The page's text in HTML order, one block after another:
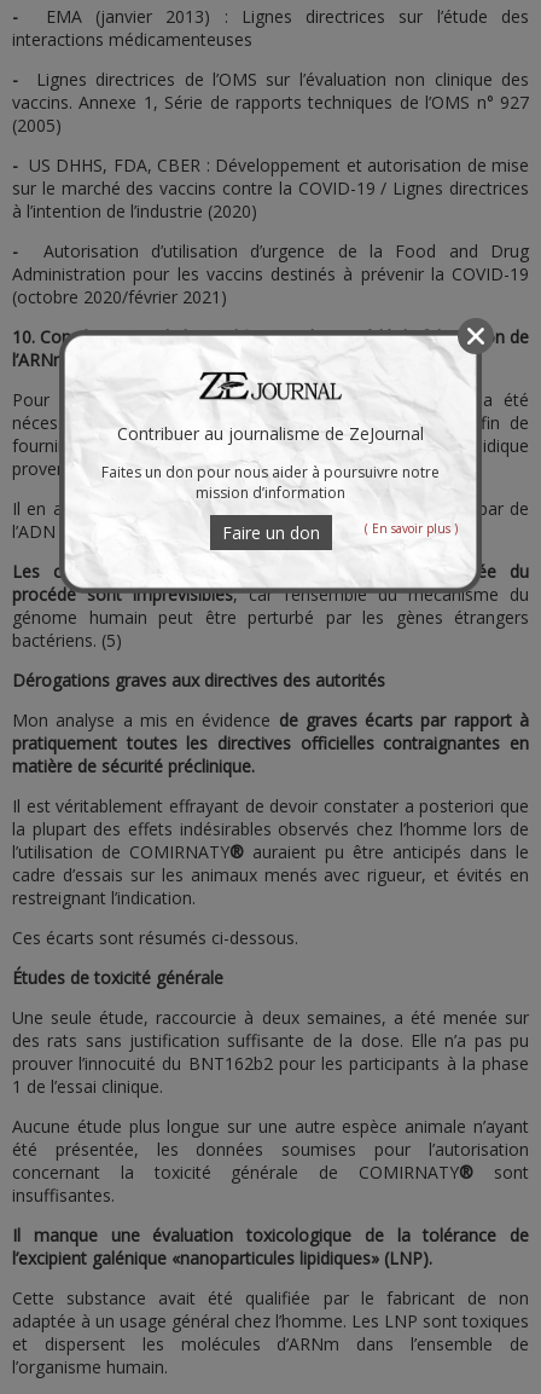
-
EMA (janvier 2013) : Lignes directrices sur l’étude des
interactions médicamenteuses
-
Lignes directrices de l’OMS sur l’évaluation non clinique des
vaccins. Annexe 1, Série de rapports techniques de l’OMS n° 927
(2005)
- US DHHS, FDA, CBER : Développement et autorisation de mise
sur le marché des vaccins contre la COVID-19 / Lignes directrices
à l’intention de l’industrie (2020)
- Autorisation d’utilisation d’urgence de la Food and Drug
Administration pour les vaccins destinés à prévenir la COVID-19
(octobre 2020/février 2021)
10. Conséquences de la modification du procédé de fabrication de
l’ARNm après l’autorisation de mise sur le marché
Pour la commercialisation des substances à ARNm, il a été
nécessaire de recourir à un procédé à grande échelle afin de
fournir les lots nécessaires. À cette fin, de l’ADN plasmidique
provenant de bactéries E. coli a été utilisé.
Il en a résulté une contamination significative des vaccins par de
l’ADN bactérien.
Les conséquences de cette modification non autorisée du
procédé sont imprévisibles, car l’ensemble du mécanisme du
génome humain peut être perturbé par les gènes étrangers
bactériens. (5)
Dérogations graves aux directives des autorités
Mon analyse a mis en évidence de graves écarts par rapport à
pratiquement toutes les directives officielles contraignantes en
matière de sécurité préclinique.
Il est véritablement effrayant de devoir constater a posteriori que
la plupart des effets indésirables observés chez l’homme lors de
l’utilisation de COMIRNATY® auraient pu être anticipés dans le
cadre d’essais sur les animaux menés avec rigueur, et évités en
restreignant l’indication.
Ces écarts sont résumés ci-dessous.
Études de toxicité générale
Une seule étude, raccourcie à deux semaines, a été menée sur
des rats sans justification suffisante de la dose. Elle n’a pas pu
prouver l’innocuité du BNT162b2 pour les participants à la phase
1 de l’essai clinique.
Aucune étude plus longue sur une autre espèce animale n’ayant
été présentée, les données soumises pour l’autorisation
concernant la toxicité générale de COMIRNATY® sont
insuffisantes.
Il manque une évaluation toxicologique de la tolérance de
l’excipient galénique «nanoparticules lipidiques» (LNP).
Cette substance avait été qualifiée par le fabricant de non
adaptée à un usage général chez l’homme. Les LNP sont toxiques
et dispersent les molécules d’ARNm dans l’ensemble de
l’organisme humain.
Contribuer au journalisme de ZeJournal
Faites un don pour nous aider à poursuivre notre
mission d’information
Faire un don ( En savoir plus )